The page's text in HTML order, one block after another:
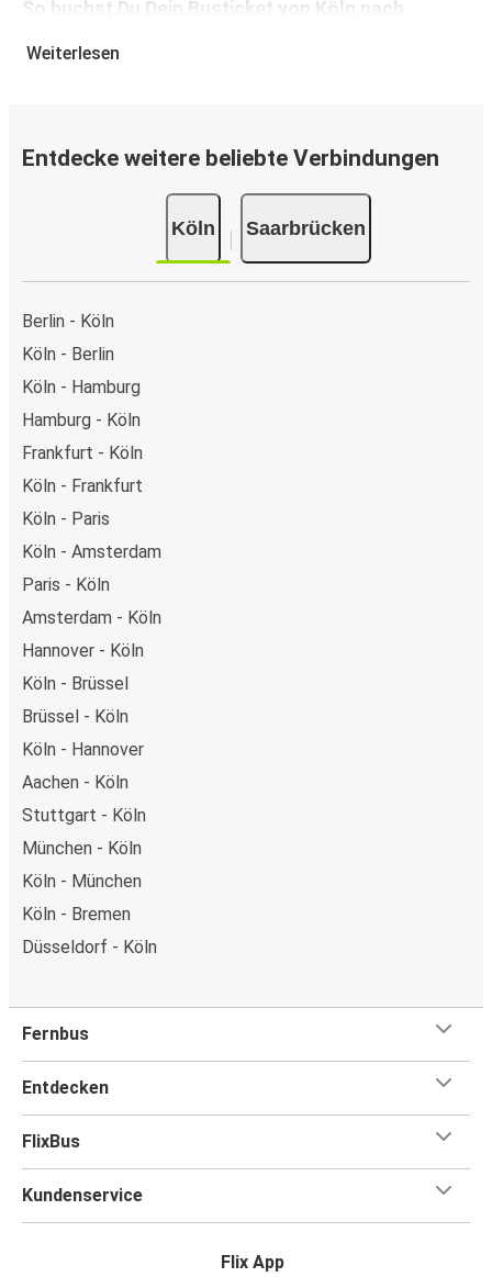
So buchst Du Dein Busticket von Köln nach
Wenn Du Dein Ticket von Köln nach Saarbrücken online
Kreditkarte (Visa/Mastercard/Maestro/Amex/Diners
Club/JCB/Discover) Carte Bleue, PayPal, Google Pay und
Apple Pay. Alternativ kannst Du an Bord oder an einer
Verkaufsstelle in bar bezahlen.
Weiterlesen
Entdecke weitere beliebte Verbindungen
Köln Saarbrücken
Berlin - Köln
Köln - Berlin
Köln - Hamburg
Hamburg - Köln
Frankfurt - Köln
Köln - Frankfurt
Köln - Paris
Köln - Amsterdam
Paris - Köln
Amsterdam - Köln
Hannover - Köln
Köln - Brüssel
Brüssel - Köln
Köln - Hannover
Aachen - Köln
Stuttgart - Köln
München - Köln
Köln - München
Köln - Bremen
Düsseldorf - Köln
Fernbus
Entdecken
FlixBus
Kundenservice
Flix App